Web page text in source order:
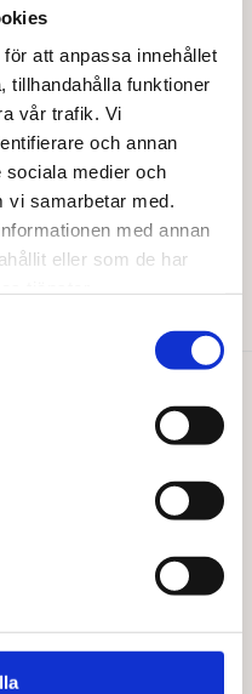
att anpassa innehållet
tillhandahålla funktioner
vår trafik. Vi
och annan
sociala medier och
vi samarbetar med.
med annan
eller som de har